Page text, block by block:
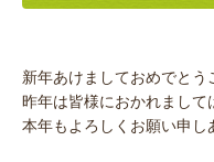
新年あけましておめでとう
昨年は皆様におかれまして
本年もよろしくお願い申し